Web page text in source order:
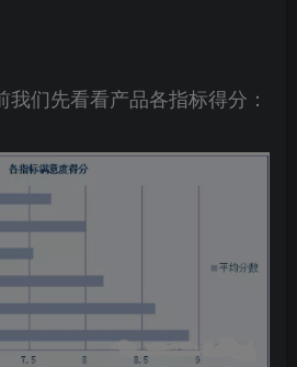
们先看看产品各指标得分：